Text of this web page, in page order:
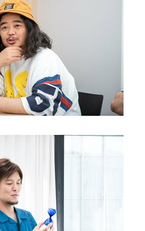
リアル
親になるということ
移住という選択
ノの愛用品
代のネクストステージ